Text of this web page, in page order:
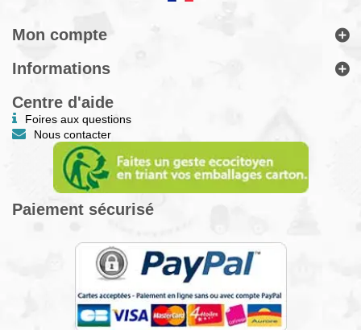
Mon compte
Informations
Centre d'aide
Foires aux questions
Nous contacter
Paiement sécurisé